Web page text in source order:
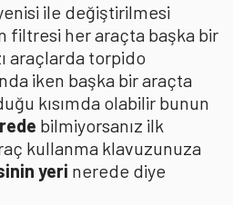
ile değiştirilmesi
filtresi her araçta başka bir
araçlarda torpido
iken başka bir araçta
kısımda olabilir bunun
bilmiyorsanız ilk
kullanma klavuzunuza
yeri nerede diye